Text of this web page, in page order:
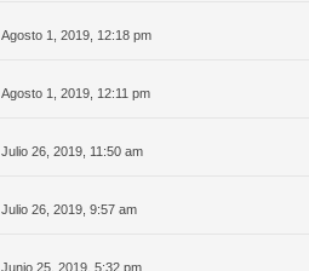
Agosto 1, 2019, 12:18 pm
Agosto 1, 2019, 12:11 pm
Julio 26, 2019, 11:50 am
Julio 26, 2019, 9:57 am
Junio 25, 2019, 5:32 pm